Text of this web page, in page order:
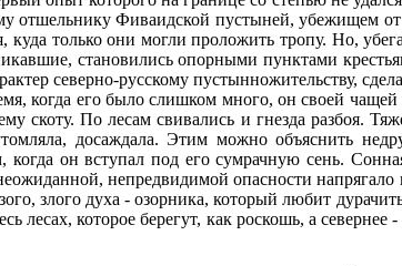
отшельнику Фиваидской пустыней, убежищем
куда только они могли проложить тропу. Но,
становились опорными пунктами
северно-русскому пустынножительству,
когда его было слишком много, он своей
скоту. По лесам свивались и гнезда разбоя.
досаждала. Этим можно объяснить
когда он вступал под его сумрачную сень.
непредвидимой опасности
злого духа - озорника, который любит
лесах, которое берегут, как роскошь, а